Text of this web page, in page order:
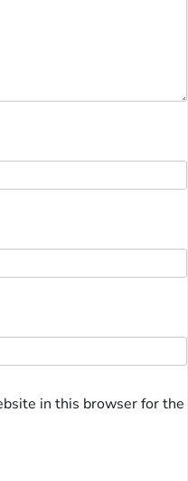
in this browser for the